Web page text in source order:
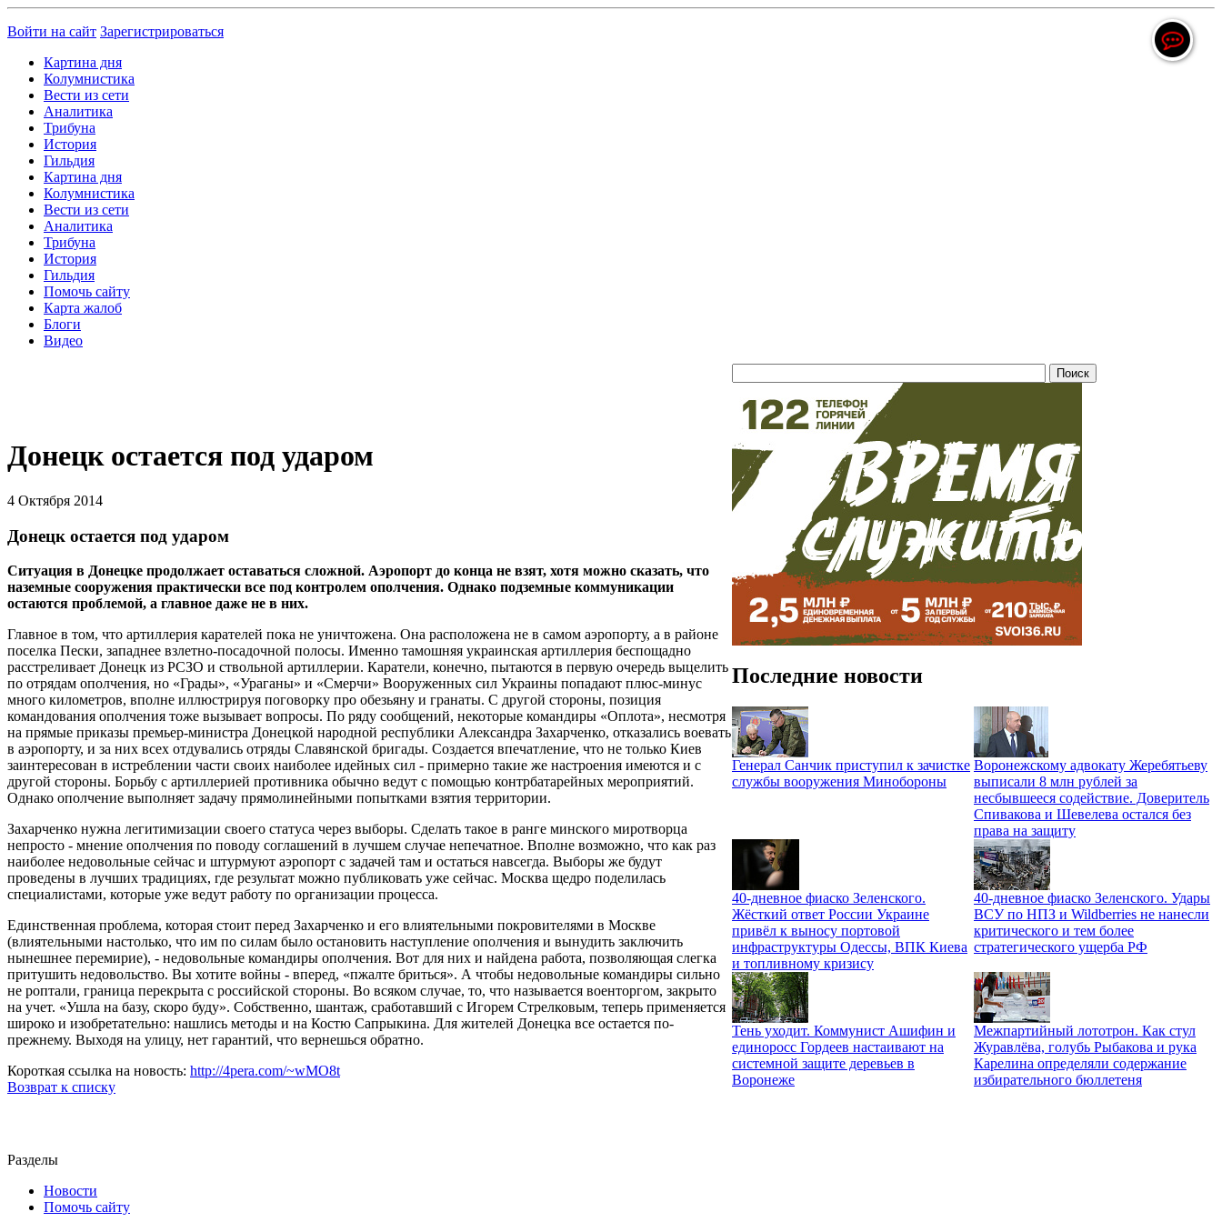
Войти на сайт Зарегистрироваться
Картина дня
Колумнистика
Вести из сети
Аналитика
Трибуна
История
Гильдия
Картина дня
Колумнистика
Вести из сети
Аналитика
Трибуна
История
Гильдия
Помочь сайту
Карта жалоб
Блоги
Видео
Донецк остается под ударом
4 Октября 2014
Донецк остается под ударом
Ситуация в Донецке продолжает оставаться сложной. Аэропорт до конца не взят, хотя можно сказать, что
наземные сооружения практически все под контролем ополчения. Однако подземные коммуникации
остаются проблемой, а главное даже не в них.
Главное в том, что артиллерия карателей пока не уничтожена. Она расположена не в самом аэропорту, а в районе
поселка Пески, западнее взлетно-посадочной полосы. Именно тамошняя украинская артиллерия беспощадно
расстреливает Донецк из РСЗО и ствольной артиллерии. Каратели, конечно, пытаются в первую очередь выцелить
по отрядам ополчения, но «Грады», «Ураганы» и «Смерчи» Вооруженных сил Украины попадают плюс-минус
много километров, вполне иллюстрируя поговорку про обезьяну и гранаты. С другой стороны, позиция
командования ополчения тоже вызывает вопросы. По ряду сообщений, некоторые командиры «Оплота», несмотря
на прямые приказы премьер-министра Донецкой народной республики Александра Захарченко, отказались воевать
в аэропорту, и за них всех отдувались отряды Славянской бригады. Создается впечатление, что не только Киев
заинтересован в истреблении части своих наиболее идейных сил - примерно такие же настроения имеются и с
другой стороны. Борьбу с артиллерией противника обычно ведут с помощью контрбатарейных мероприятий.
Однако ополчение выполняет задачу прямолинейными попытками взятия территории.
Захарченко нужна легитимизации своего статуса через выборы. Сделать такое в ранге минского миротворца
непросто - мнение ополчения по поводу соглашений в лучшем случае непечатное. Вполне возможно, что как раз
наиболее недовольные сейчас и штурмуют аэропорт с задачей там и остаться навсегда. Выборы же будут
проведены в лучших традициях, где результат можно публиковать уже сейчас. Москва щедро поделилась
специалистами, которые уже ведут работу по организации процесса.
Единственная проблема, которая стоит перед Захарченко и его влиятельными покровителями в Москве
(влиятельными настолько, что им по силам было остановить наступление ополчения и вынудить заключить
нынешнее перемирие), - недовольные командиры ополчения. Вот для них и найдена работа, позволяющая слегка
притушить недовольство. Вы хотите войны - вперед, «пжалте бриться». А чтобы недовольные командиры сильно
не роптали, граница перекрыта с российской стороны. Во всяком случае, то, что называется военторгом, закрыто
на учет. «Ушла на базу, скоро буду». Собственно, шантаж, сработавший с Игорем Стрелковым, теперь применяется
широко и изобретательно: нашлись методы и на Костю Сапрыкина. Для жителей Донецка все остается по-
прежнему. Выходя на улицу, нет гарантий, что вернешься обратно.
Короткая ссылка на новость: http://4pera.com/~wMO8t
Возврат к списку
Последние новости
Генерал Санчик приступил к зачистке
службы вооружения Минобороны
Воронежскому адвокату Жеребятьеву
выписали 8 млн рублей за
несбывшееся содействие. Доверитель
Спивакова и Шевелева остался без
права на защиту
40-дневное фиаско Зеленского.
Жёсткий ответ России Украине
привёл к выносу портовой
инфраструктуры Одессы, ВПК Киева
и топливному кризису
40-дневное фиаско Зеленского. Удары
ВСУ по НПЗ и Wildberries не нанесли
критического и тем более
стратегического ущерба РФ
Тень уходит. Коммунист Ашифин и
единоросс Гордеев настаивают на
системной защите деревьев в
Воронеже
Межпартийный лототрон. Как стул
Журавлёва, голубь Рыбакова и рука
Карелина определяли содержание
избирательного бюллетеня
Разделы
Новости
Помочь сайту